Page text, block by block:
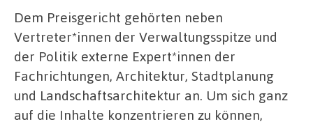
Dem Preisgericht gehörten neben
Vertreter*innen der Verwaltungsspitze und
der Politik externe Expert*innen der
Fachrichtungen, Architektur, Stadtplanung
und Landschaftsarchitektur an. Um sich ganz
auf die Inhalte konzentrieren zu können,